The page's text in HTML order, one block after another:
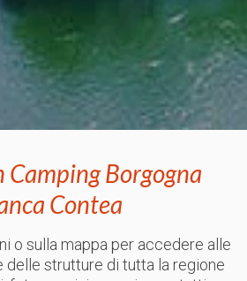
Camping Borgogna
Contea
o sulla mappa per accedere alle
strutture di tutta la regione